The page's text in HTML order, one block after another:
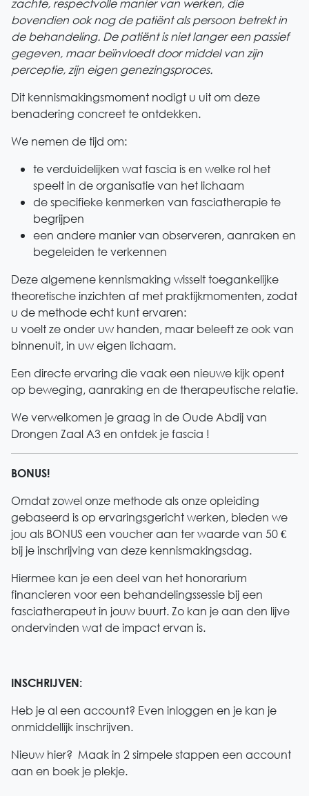
zachte, respectvolle manier van werken, die
bovendien ook nog de patiënt als persoon betrekt in
de behandeling. De patiënt is niet langer een passief
gegeven, maar beïnvloedt door middel van zijn
perceptie, zijn eigen genezingsproces.
Dit kennismakingsmoment nodigt u uit om deze
benadering concreet te ontdekken.
We nemen de tijd om:
te verduidelijken wat fascia is en welke rol het
speelt in de organisatie van het lichaam
de specifieke kenmerken van fasciatherapie te
begrijpen
een andere manier van observeren, aanraken en
begeleiden te verkennen
Deze algemene kennismaking wisselt toegankelijke
theoretische inzichten af met praktijkmomenten, zodat
u de methode echt kunt ervaren:
u voelt ze onder uw handen, maar beleeft ze ook van
binnenuit, in uw eigen lichaam.
Een directe ervaring die vaak een nieuwe kijk opent
op beweging, aanraking en de therapeutische relatie.
We verwelkomen je graag in de Oude Abdij van
Drongen Zaal A3 en ontdek je fascia !
BONUS!
Omdat zowel onze methode als onze opleiding
gebaseerd is op ervaringsgericht werken, bieden we
jou als BONUS een voucher aan ter waarde van 50 €
bij je inschrijving van deze kennismakingsdag.
Hiermee kan je een deel van het honorarium
financieren voor een behandelingssessie bij een
fasciatherapeut in jouw buurt. Zo kan je aan den lijve
ondervinden wat de impact ervan is.
INSCHRIJVEN:
Heb je al een account? Even inloggen en je kan je
onmiddellijk inschrijven.
Nieuw hier? Maak in 2 simpele stappen een account
aan en boek je plekje.